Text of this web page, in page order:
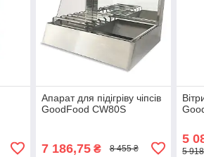
Апарат для підігріву чіпсів
GoodFood CW80S
7 186,75₴ 8 455 ₴
5
5